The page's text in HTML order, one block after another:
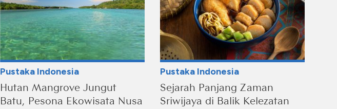
Pustaka Indonesia
Hutan Mangrove Jungut
Batu, Pesona Ekowisata Nusa
Pustaka Indonesia
Sejarah Panjang Zaman
Sriwijaya di Balik Kelezatan